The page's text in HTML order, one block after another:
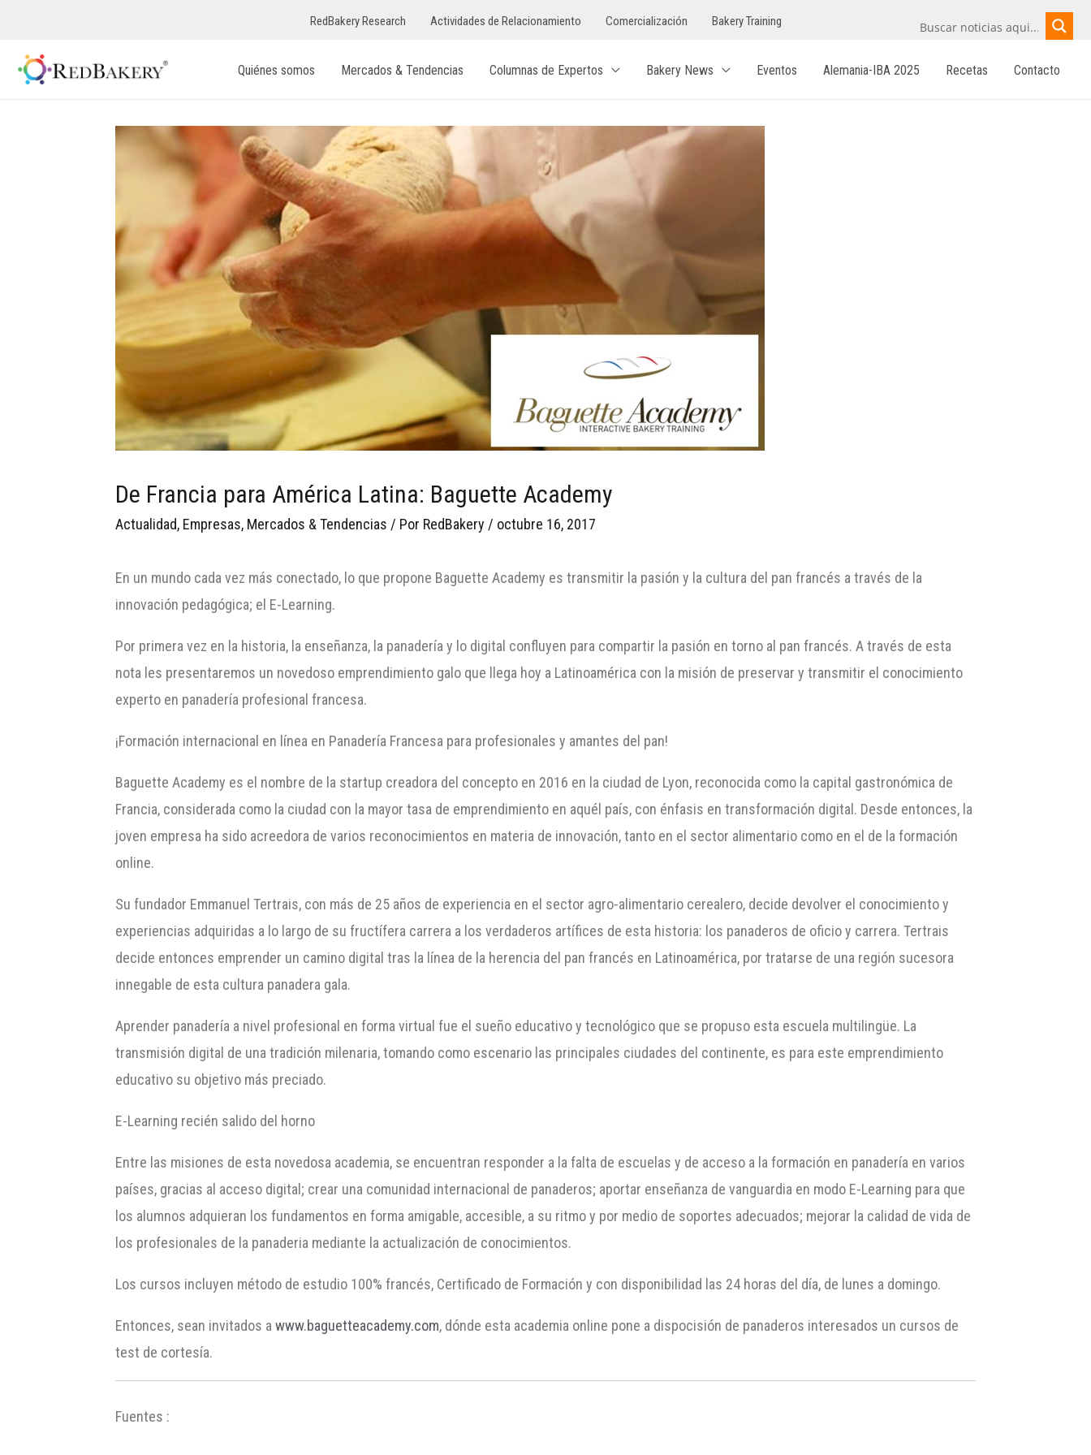
RedBakery Research Actividades de Relacionamiento Comercialización Bakery Training
Quiénes somos Mercados & Tendencias Columnas de Expertos Bakery News Eventos Alemania-IBA 2025 Recetas Contacto
De Francia para América Latina: Baguette Academy
Actualidad, Empresas, Mercados & Tendencias / Por RedBakery / octubre 16, 2017
En un mundo cada vez más conectado, lo que propone Baguette Academy es transmitir la pasión y la cultura del pan francés a través de la
innovación pedagógica; el E-Learning.
Por primera vez en la historia, la enseñanza, la panadería y lo digital confluyen para compartir la pasión en torno al pan francés. A través de esta
nota les presentaremos un novedoso emprendimiento galo que llega hoy a Latinoamérica con la misión de preservar y transmitir el conocimiento
experto en panadería profesional francesa.
¡Formación internacional en línea en Panadería Francesa para profesionales y amantes del pan!
Baguette Academy es el nombre de la startup creadora del concepto en 2016 en la ciudad de Lyon, reconocida como la capital gastronómica de
Francia, considerada como la ciudad con la mayor tasa de emprendimiento en aquél país, con énfasis en transformación digital. Desde entonces, la
joven empresa ha sido acreedora de varios reconocimientos en materia de innovación, tanto en el sector alimentario como en el de la formación
online.
Su fundador Emmanuel Tertrais, con más de 25 años de experiencia en el sector agro-alimentario cerealero, decide devolver el conocimiento y
experiencias adquiridas a lo largo de su fructífera carrera a los verdaderos artífices de esta historia: los panaderos de oficio y carrera. Tertrais
decide entonces emprender un camino digital tras la línea de la herencia del pan francés en Latinoamérica, por tratarse de una región sucesora
innegable de esta cultura panadera gala.
Aprender panadería a nivel profesional en forma virtual fue el sueño educativo y tecnológico que se propuso esta escuela multilingüe. La
transmisión digital de una tradición milenaria, tomando como escenario las principales ciudades del continente, es para este emprendimiento
educativo su objetivo más preciado.
E-Learning recién salido del horno
Entre las misiones de esta novedosa academia, se encuentran responder a la falta de escuelas y de acceso a la formación en panadería en varios
países, gracias al acceso digital; crear una comunidad internacional de panaderos; aportar enseñanza de vanguardia en modo E-Learning para que
los alumnos adquieran los fundamentos en forma amigable, accesible, a su ritmo y por medio de soportes adecuados; mejorar la calidad de vida de
los profesionales de la panaderia mediante la actualización de conocimientos.
Los cursos incluyen método de estudio 100% francés, Certificado de Formación y con disponibilidad las 24 horas del día, de lunes a domingo.
Entonces, sean invitados awww.baguetteacademy.com, dónde esta academia online pone a dispocisión de panaderos interesados un cursos de
test de cortesía.
Fuentes :